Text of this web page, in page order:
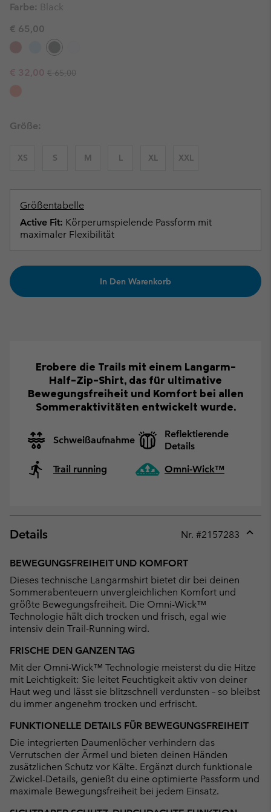
Farbe: Black
€ 65,00
Sale price:
€ 32,00 Regular price:
€ 65,00
Größe:
XS S M L XL XXL
Größentabelle
Active Fit: Körperumspielende Passform mit
maximaler Flexibilität
In Den Warenkorb
Erobere die Trails mit einem Langarm-
Half-Zip-Shirt, das für ultimative
Bewegungsfreiheit und Komfort bei allen
Sommeraktivitäten entwickelt wurde.
Schweißaufnahme
Reflektierende
Details
Trail running
Omni-Wick™
Details Nr. #2157283
BEWEGUNGSFREIHEIT UND KOMFORT
Dieses technische Langarmshirt bietet dir bei deinen
Sommerabenteuern unvergleichlichen Komfort und
größte Bewegungsfreiheit. Die Omni-Wick™
Technologie hält dich trocken und frisch, egal wie
intensiv dein Trail-Running wird.
FRISCHE DEN GANZEN TAG
Mit der Omni-Wick™ Technologie meisterst du die Hitze
mit Leichtigkeit: Sie leitet Feuchtigkeit aktiv von deiner
Haut weg und lässt sie blitzschnell verdunsten – so bleibst
du immer angenehm trocken und erfrischt.
FUNKTIONELLE DETAILS FÜR BEWEGUNGSFREIHEIT
Die integrierten Daumenlöcher verhindern das
Verrutschen der Ärmel und bieten deinen Händen
zusätzlichen Schutz vor Kälte. Ergänzt durch funktionale
Zwickel-Details, genießt du eine optimierte Passform und
maximale Bewegungsfreiheit bei jedem Einsatz.